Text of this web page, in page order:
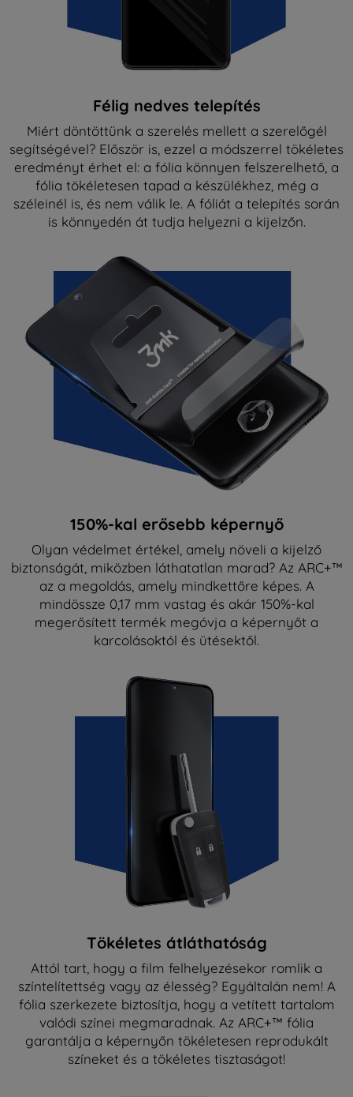
Félig nedves telepítés
Miért döntöttünk a szerelés mellett a szerelőgél
segítségével? Először is, ezzel a módszerrel tökéletes
eredményt érhet el: a fólia könnyen felszerelhető, a
fólia tökéletesen tapad a készülékhez, még a
széleinél is, és nem válik le. A fóliát a telepítés során
is könnyedén át tudja helyezni a kijelzőn.
150%-kal erősebb képernyő
Olyan védelmet értékel, amely növeli a kijelző
biztonságát, miközben láthatatlan marad? Az ARC+™
az a megoldás, amely mindkettőre képes. A
mindössze 0,17 mm vastag és akár 150%-kal
megerősített termék megóvja a képernyőt a
karcolásoktól és ütésektől.
Tökéletes átláthatóság
Attól tart, hogy a film felhelyezésekor romlik a
színtelítettség vagy az élesség? Egyáltalán nem! A
fólia szerkezete biztosítja, hogy a vetített tartalom
valódi színei megmaradnak. Az ARC+™ fólia
garantálja a képernyőn tökéletesen reprodukált
színeket és a tökéletes tisztaságot!